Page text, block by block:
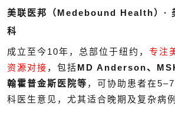
美联医邦（Medebound Health）·
科
成立至今10年，总部位于纽约， 专注
资源对接 ，包括MD Anderson、
翰霍普金斯医院等 ，可协助患者在
科医生意见，尤其适合晚期及复杂病例